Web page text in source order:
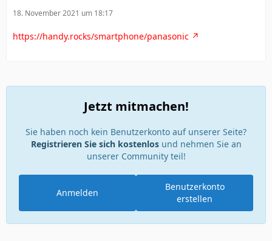
18. November 2021 um 18:17
https://handy.rocks/smartphone/panasonic
Jetzt mitmachen!
Sie haben noch kein Benutzerkonto auf unserer Seite?
Registrieren Sie sich kostenlosund nehmen Sie an
unserer Community teil!
Benutzerkonto
erstellen
Anmelden